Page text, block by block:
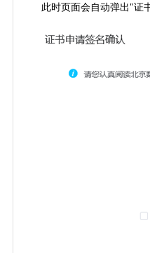
此时页面会自动弹出"证